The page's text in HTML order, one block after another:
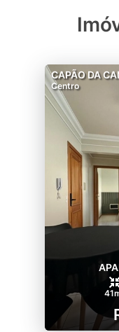
CAPÃO DA
Centro